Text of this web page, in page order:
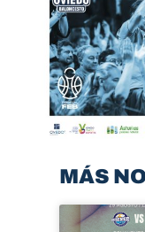
MÁS